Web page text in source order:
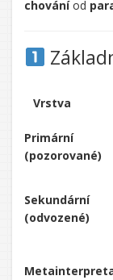
chováníod
Vrstva
Primární
(pozorované)
Sekundární
(odvozené)